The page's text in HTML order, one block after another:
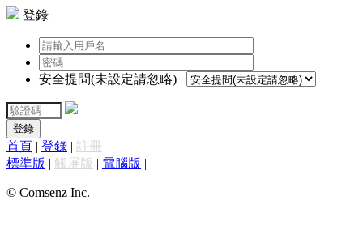
登錄
安全提問(未設定請忽略)
登錄
首頁 | 登錄 | 註冊
標準版 | 觸屏版 | 電腦版 |
© Comsenz Inc.